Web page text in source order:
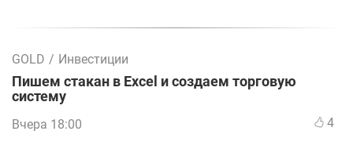
GOLD / Инвестиции
Пишем стакан в Excel и создаем торговую
систему
Вчера 18:00 4